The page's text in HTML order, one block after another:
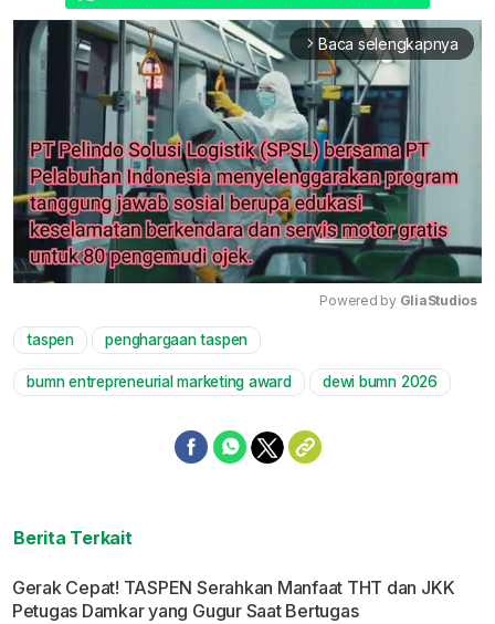
arrow_forward_ios Baca selengkapnya
Powered by GliaStudios
taspen penghargaan taspen
bumn entrepreneurial marketing award dewi bumn 2026
Berita Terkait
Gerak Cepat! TASPEN Serahkan Manfaat THT dan JKK
Petugas Damkar yang Gugur Saat Bertugas